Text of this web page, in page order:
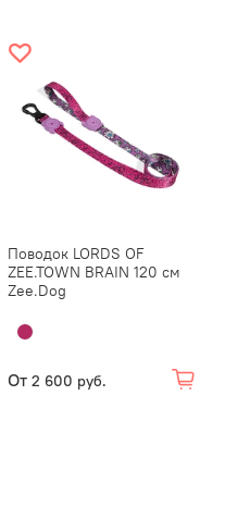
Поводок LORDS OF
ZEE.TOWN BRAIN 120 см
Zee.Dog
От 2 600 руб.